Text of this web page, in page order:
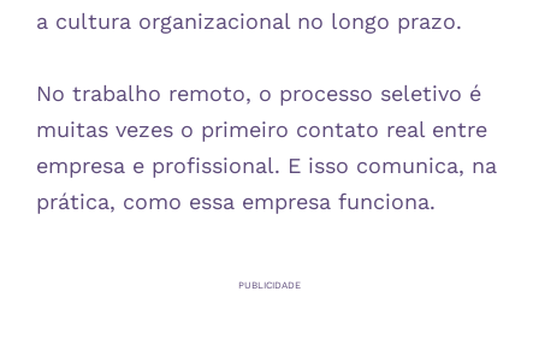
a cultura organizacional no longo prazo.
No trabalho remoto, o processo seletivo é
muitas vezes o primeiro contato real entre
empresa e profissional. E isso comunica, na
prática, como essa empresa funciona.
PUBLICIDADE